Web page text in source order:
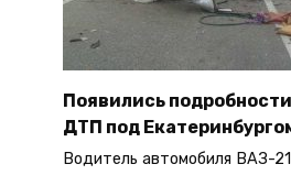
Появились
ДТП под
Водитель автомобиля ВАЗ-